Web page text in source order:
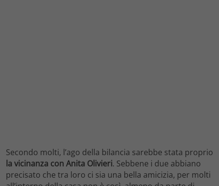
Secondo molti, l’ago della bilancia sarebbe stata proprio
la vicinanza con Anita Olivieri. Sebbene i due abbiano
precisato che tra loro ci sia una bella amicizia, per molti